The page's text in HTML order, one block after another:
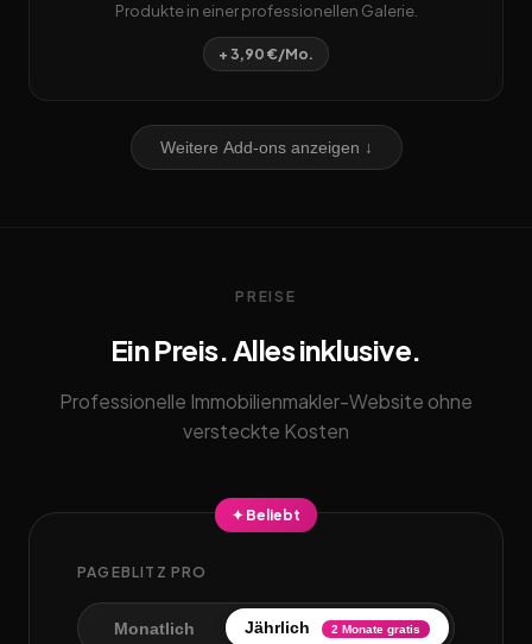
Produkte in einer professionellen Galerie.
+ 3,90 €/Mo.
Weitere Add-ons anzeigen ↓
PREISE
Ein Preis. Alles inklusive.
Professionelle Immobilienmakler-Website ohne
versteckte Kosten
✦ Beliebt
PAGEBLITZ PRO
Monatlich Jährlich 2 Monate gratis